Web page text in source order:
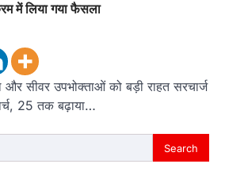
में लिया गया फैसला
सीवर उपभोक्ताओं को बड़ी राहत सरचार्ज
25 तक बढ़ाया…